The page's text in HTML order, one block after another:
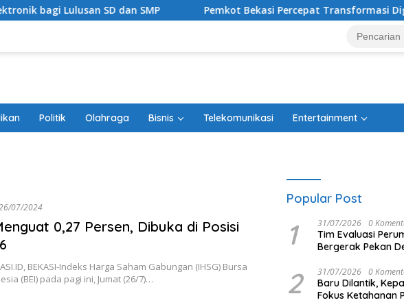
Lulusan SD dan SMP Pemkot Bekasi Percepat Transformasi Digital
Politik Olahraga Bisnis Telekomunikasi Entertainment
07/2024
0,27 Persen, Dibuka di Posisi
BEKASI-Indeks Harga Saham Gabungan (IHSG) Bursa
(BEI) pada pagi ini, Jumat (26/7)…
Popular Post
1 31/07/2026 0
Tim Evaluasi
Bergerak Pekan
2 31/07/2026 0
Baru Dilantik,
Fokus Ketahanan